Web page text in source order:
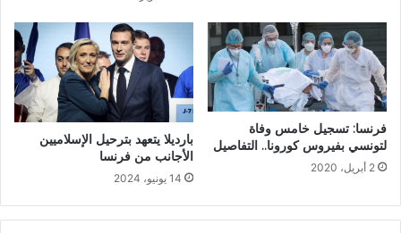
فرنسا: تسجيل خامس وفاة
لتونسي بفيروس كورونا.. التفاصيل
2 أبريل، 2020
بارديلا يتعهد بترحيل الإسلاميين
الأجانب من فرنسا
14 يونيو، 2024